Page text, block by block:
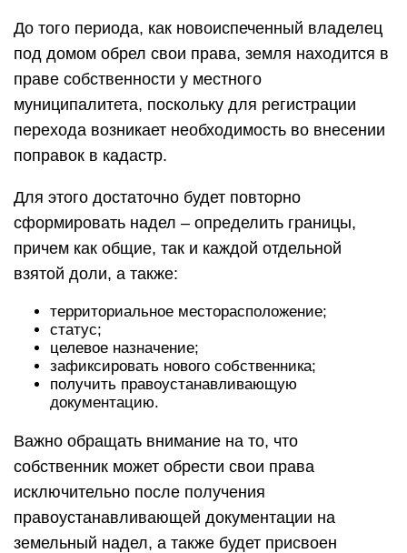
До того периода, как новоиспеченный владелец
под домом обрел свои права, земля находится в
праве собственности у местного
муниципалитета, поскольку для регистрации
перехода возникает необходимость во внесении
поправок в кадастр.
Для этого достаточно будет повторно
сформировать надел – определить границы,
причем как общие, так и каждой отдельной
взятой доли, а также:
территориальное месторасположение;
статус;
целевое назначение;
зафиксировать нового собственника;
получить правоустанавливающую
документацию.
Важно обращать внимание на то, что
собственник может обрести свои права
исключительно после получения
правоустанавливающей документации на
земельный надел, а также будет присвоен